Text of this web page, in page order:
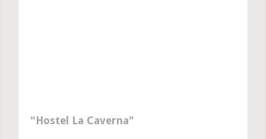
Hostel La Caverna